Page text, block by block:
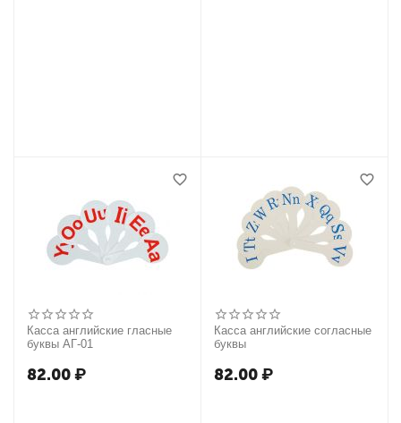
Касса английские гласные
буквы АГ-01
82.00₽
Касса английские согласные
буквы
82.00₽